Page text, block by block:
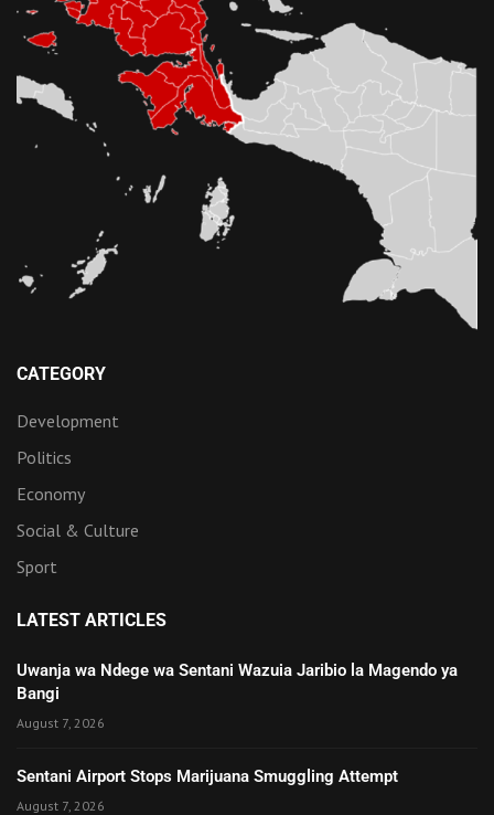
CATEGORY
Development
Politics
Economy
Social & Culture
Sport
LATEST ARTICLES
Uwanja wa Ndege wa Sentani Wazuia Jaribio la Magendo ya
Bangi
August 7, 2026
Sentani Airport Stops Marijuana Smuggling Attempt
August 7, 2026